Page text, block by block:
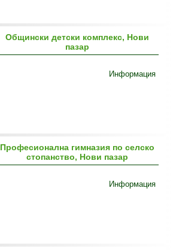
Общински детски комплекс, Нови
пазар
Информация
Професионална гимназия по селско
стопанство, Нови пазар
Информация